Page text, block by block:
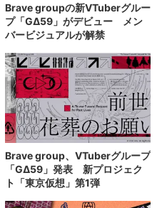
Brave groupの新VTuberグルー
プ「GΔ59」がデビュー メン
バービジュアルが解禁
Brave group、VTuberグループ
「GΔ59」発表 新プロジェク
ト「東京仮想」第1弾